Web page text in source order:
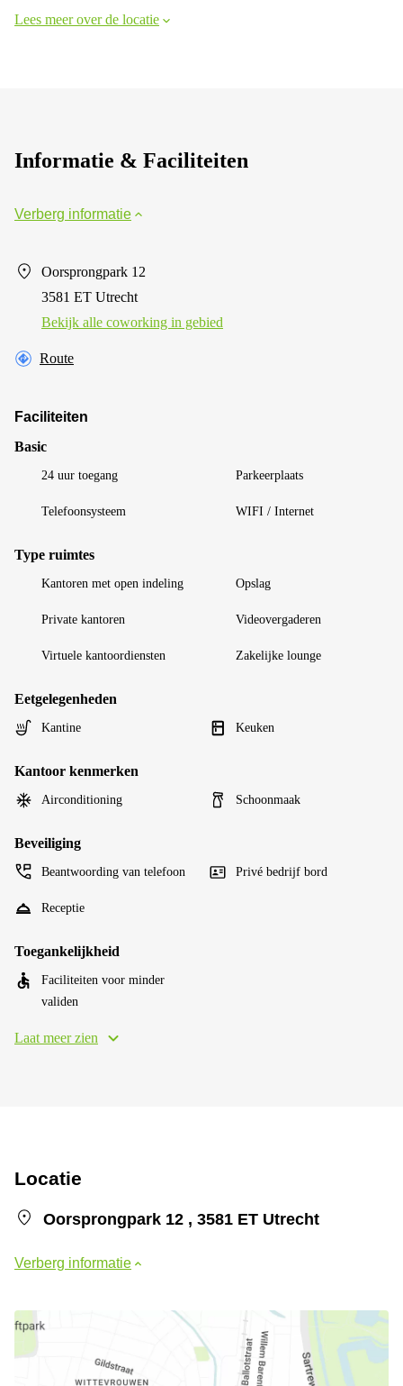
Lees meer over de locatie
Informatie & Faciliteiten
Verberg informatie
Oorsprongpark 12
3581 ET Utrecht
Bekijk alle сoworking in gebied
Route
Faciliteiten
Basic
24 uur toegang Parkeerplaats
Telefoonsysteem WIFI / Internet
Type ruimtes
Kantoren met open indeling Opslag
Private kantoren Videovergaderen
Virtuele kantoordiensten Zakelijke lounge
Eetgelegenheden
Kantine Keuken
Kantoor kenmerken
Airconditioning Schoonmaak
Beveiliging
Beantwoording van telefoon Privé bedrijf bord
Receptie
Toegankelijkheid
Faciliteiten voor minder
validen
Laat meer zien
Locatie
Oorsprongpark 12 , 3581 ET Utrecht
Verberg informatie